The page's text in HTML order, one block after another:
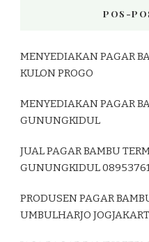
POS-
MENYEDIAKAN PAGAR
KULON PROGO
MENYEDIAKAN PAGAR
GUNUNGKIDUL
JUAL PAGAR BAMBU
GUNUNGKIDUL
PRODUSEN PAGAR
UMBULHARJO